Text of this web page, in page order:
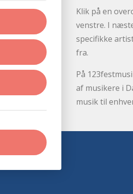
Klik på en
venstre. I
specifikke
fra.
På
af musikere i
musik til